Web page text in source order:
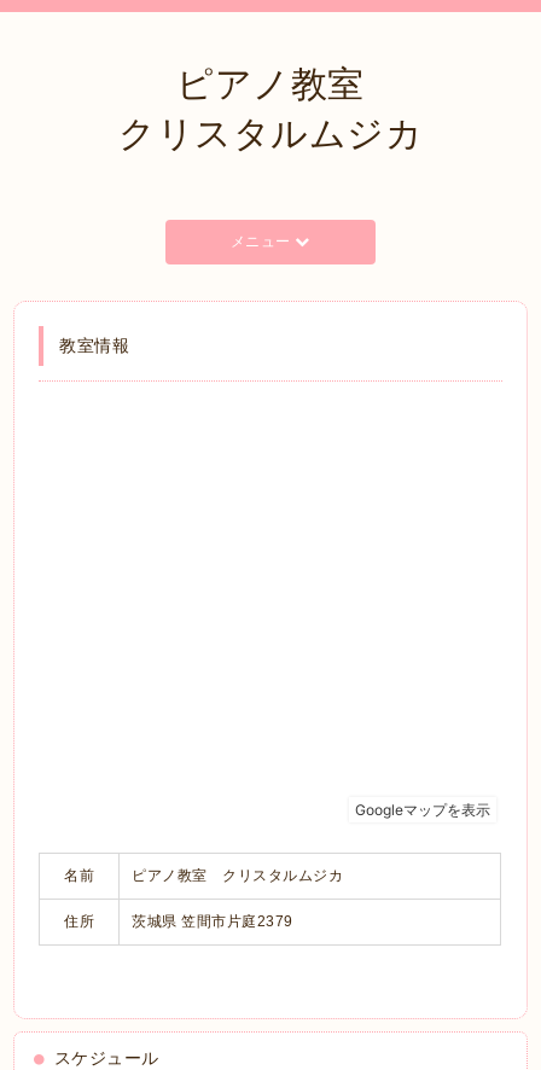
ピアノ教室
クリスタルムジカ
メニュー
教室情報
名前 ピアノ教室 クリスタルムジカ
住所 茨城県 笠間市片庭2379
スケジュール